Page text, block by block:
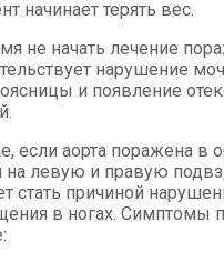
начинает терять вес.
не начать лечение
нарушение
и появление
если аорта поражена в
на левую и правую
стать причиной
в ногах. Симптомы